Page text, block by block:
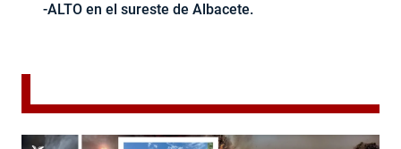
-ALTO en el sureste de Albacete.